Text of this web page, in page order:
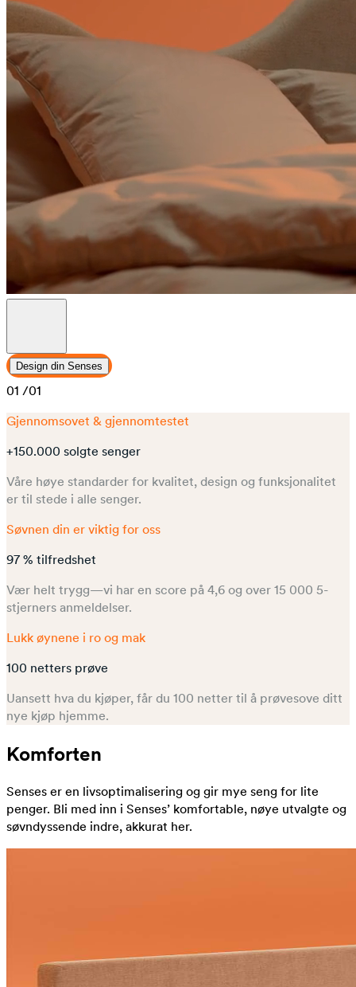
Design din Senses
01 /01
Gjennomsovet & gjennomtestet
+150.000 solgte senger
Våre høye standarder for kvalitet, design og funksjonalitet
er til stede i alle senger.
Søvnen din er viktig for oss
97 % tilfredshet
Vær helt trygg—vi har en score på 4,6 og over 15 000 5-
stjerners anmeldelser.
Lukk øynene i ro og mak
100 netters prøve
Uansett hva du kjøper, får du 100 netter til å prøvesove ditt
nye kjøp hjemme.
Komforten
Senses er en livsoptimalisering og gir mye seng for lite
penger. Bli med inn i Senses’ komfortable, nøye utvalgte og
søvndyssende indre, akkurat her.